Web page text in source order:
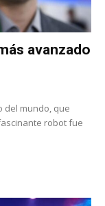
avanzado
del mundo, que
robot fue